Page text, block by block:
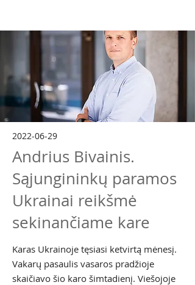
2022-06-29
Andrius Bivainis.
Sąjungininkų paramos
Ukrainai reikšmė
sekinančiame kare
Karas Ukrainoje tęsiasi ketvirtą mėnesį.
Vakarų pasaulis vasaros pradžioje
skaičiavo šio karo šimtadienį. Viešojoje